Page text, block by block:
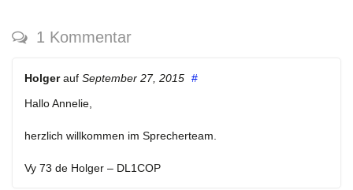
1 Kommentar
Holgerauf September 27, 2015 #
Hallo Annelie,
herzlich willkommen im Sprecherteam.
Vy 73 de Holger – DL1COP